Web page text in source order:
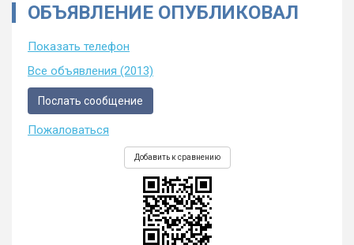
ОБЪЯВЛЕНИЕ ОПУБЛИКОВАЛ
Показать телефон
Все объявления (2013)
Послать сообщение
Пожаловаться
Добавить к сравнению